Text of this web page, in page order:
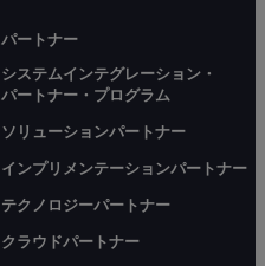
パートナー
システムインテグレーション・
パートナー・プログラム
ソリューションパートナー
インプリメンテーションパートナー
テクノロジーパートナー
クラウドパートナー